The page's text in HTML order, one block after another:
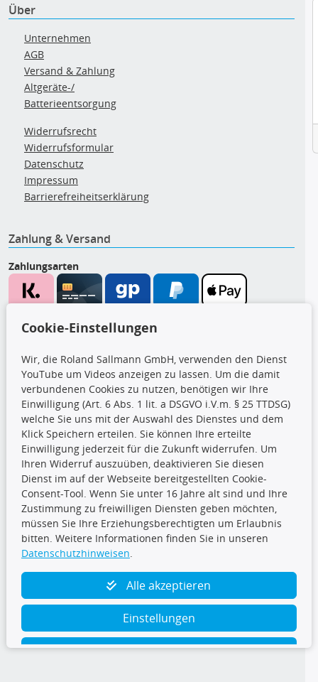
Über
Unternehmen
AGB
Versand & Zahlung
Altgeräte-/
Batterieentsorgung
Widerrufsrecht
Widerrufsformular
Datenschutz
Impressum
Barrierefreiheitserklärung
Zahlung & Versand
Zahlungsarten
CARAT Gruppe
Folge uns
TecDoc Inside
Cookie-Einstellungen
Wir, die Roland Sallmann GmbH, verwenden den Dienst
YouTube um Videos anzeigen zu lassen. Um die damit
verbundenen Cookies zu nutzen, benötigen wir Ihre
Einwilligung (Art. 6 Abs. 1 lit. a DSGVO i.V.m. § 25 TTDSG)
welche Sie uns mit der Auswahl des Dienstes und dem
Klick Speichern erteilen. Sie können Ihre erteilte
Einwilligung jederzeit für die Zukunft widerrufen. Um
Ihren Widerruf auszuüben, deaktivieren Sie diesen
Dienst im auf der Webseite bereitgestellten Cookie-
Consent-Tool. Wenn Sie unter 16 Jahre alt sind und Ihre
Zustimmung zu freiwilligen Diensten geben möchten,
müssen Sie Ihre Erziehungsberechtigten um Erlaubnis
bitten. Weitere Informationen finden Sie in unseren
Datenschutzhinweisen.
Alle akzeptieren
Einstellungen
Ablehnen